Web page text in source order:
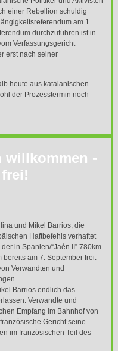
einer Rebellion schuldig
am 1.
durchzuführen ist in
Verfassungsgericht
erst nach seiner
heute aus katalanischen
der Prozesstermin noch
willkommen -
und Mikel Barrios, die
Haftbefehls verhaftet
in Spanien/“Jaén II” 780km
bereits am 7. September frei.
Verwandten und
Barrios endlich das
Verwandte und
Empfang im Bahnhof von
Gericht seine
im französischen Teil des